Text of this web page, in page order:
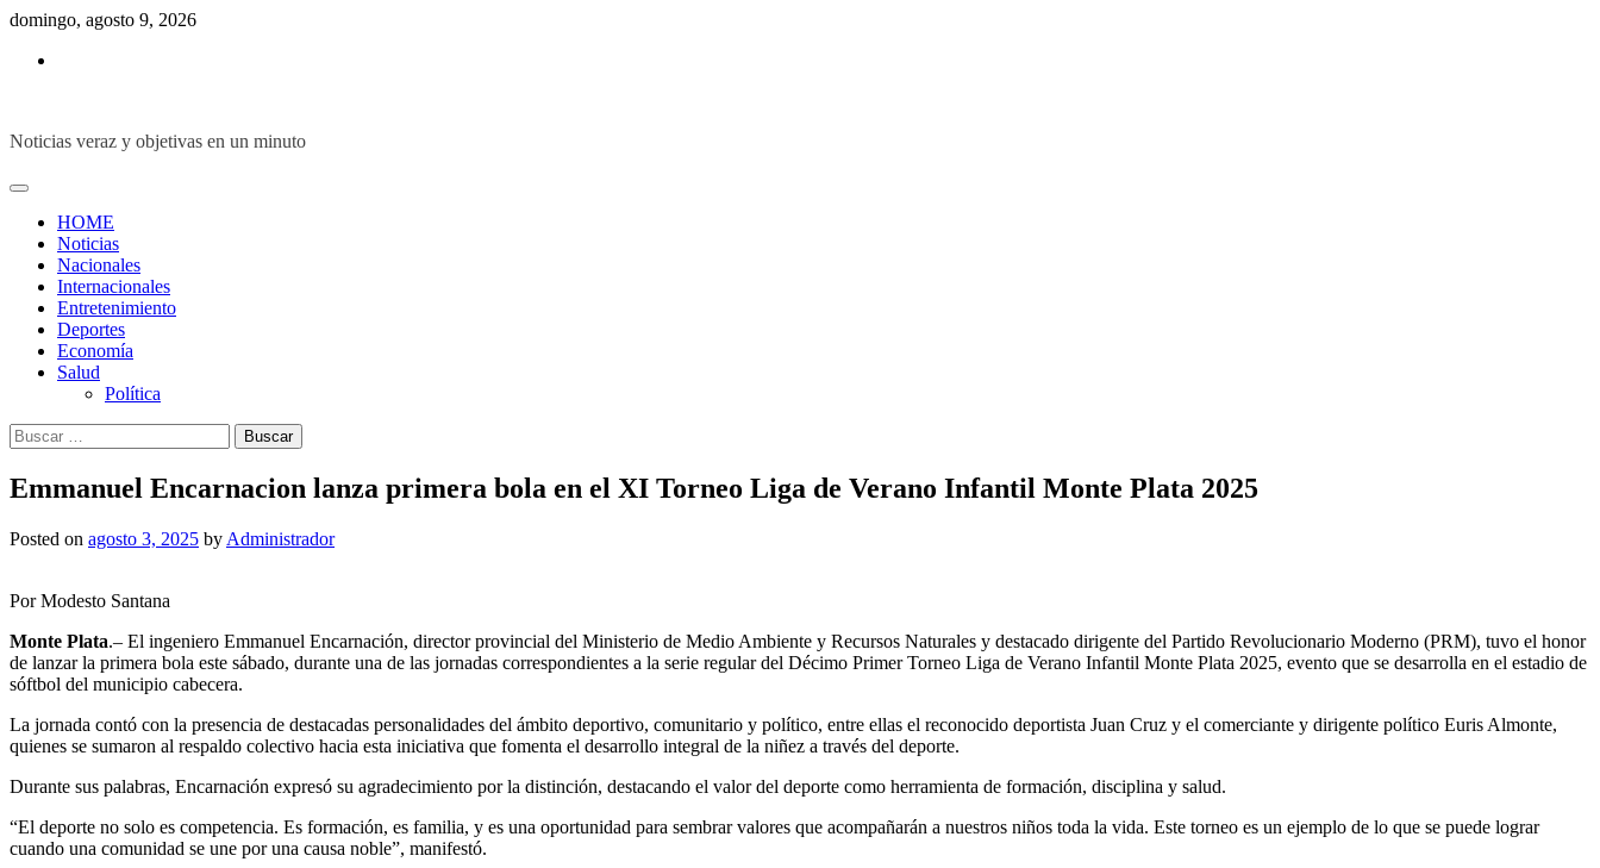
Skip
content
domingo, agosto 9, 2026
Noticias veraz y objetivas en un minuto
HOME
Noticias
Nacionales
Internacionales
Entretenimiento
Deportes
Economía
Salud
Política
Buscar:
Emmanuel Encarnacion lanza primera bola en el XI Torneo Liga de Verano Infantil Monte Plata 2025
Posted on agosto 3, 2025 by Administrador
Por Modesto Santana
Monte Plata.– El ingeniero Emmanuel Encarnación, director provincial del Ministerio de Medio Ambiente y Recursos Naturales y destacado dirigente del Partido Revolucionario Moderno (PRM), tuvo el honor
de lanzar la primera bola este sábado, durante una de las jornadas correspondientes a la serie regular del Décimo Primer Torneo Liga de Verano Infantil Monte Plata 2025, evento que se desarrolla en el estadio de
sóftbol del municipio cabecera.
La jornada contó con la presencia de destacadas personalidades del ámbito deportivo, comunitario y político, entre ellas el reconocido deportista Juan Cruz y el comerciante y dirigente político Euris Almonte,
quienes se sumaron al respaldo colectivo hacia esta iniciativa que fomenta el desarrollo integral de la niñez a través del deporte.
Durante sus palabras, Encarnación expresó su agradecimiento por la distinción, destacando el valor del deporte como herramienta de formación, disciplina y salud.
“El deporte no solo es competencia. Es formación, es familia, y es una oportunidad para sembrar valores que acompañarán a nuestros niños toda la vida. Este torneo es un ejemplo de lo que se puede lograr
cuando una comunidad se une por una causa noble”, manifestó.